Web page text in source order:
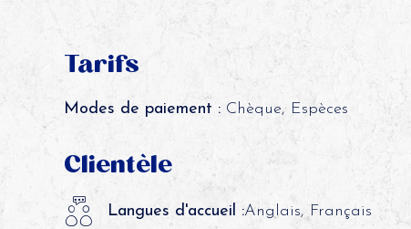
Tarifs
Modes de paiement :Chèque, Espèces
Clientèle
Langues d'accueil :Anglais, Français